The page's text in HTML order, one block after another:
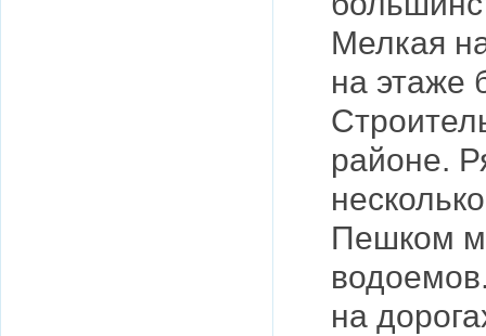
Мелкая
на этаже
районе.
Пешком
на